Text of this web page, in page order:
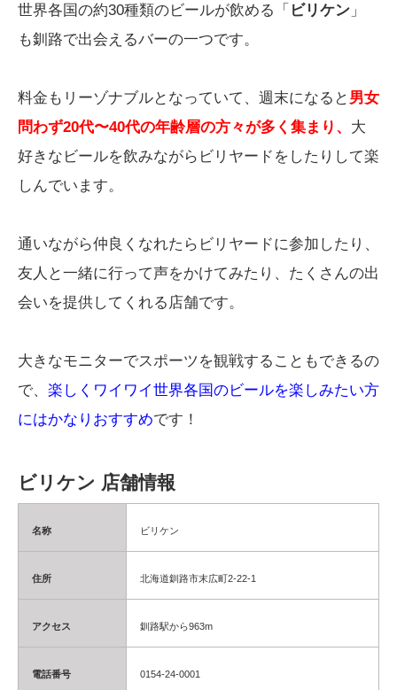
世界各国の約30種類のビールが飲める「 ビリケン 」
も釧路で出会えるバーの一つです。
料金もリーゾナブルとなっていて、週末になると 男女
問わず20代〜40代の年齢層の方々が多く集まり、 大
好きなビールを飲みながらビリヤードをしたりして楽
しんでいます。
通いながら仲良くなれたらビリヤードに参加したり、
友人と一緒に行って声をかけてみたり、たくさんの出
会いを提供してくれる店舗です。
大きなモニターでスポーツを観戦することもできるの
で、 楽しくワイワイ世界各国のビールを楽しみたい方
にはかなりおすすめです！
ビリケン 店舗情報
名称 ビリケン
住所 北海道釧路市末広町2-22-1
アクセス 釧路駅から963m
電話番号 0154-24-0001